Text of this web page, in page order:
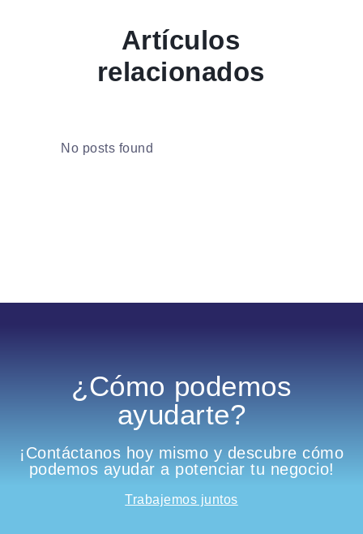
Artículos
relacionados
No posts found
¿Cómo podemos
ayudarte?
¡Contáctanos hoy mismo y descubre cómo
podemos ayudar a potenciar tu negocio!
Trabajemos juntos